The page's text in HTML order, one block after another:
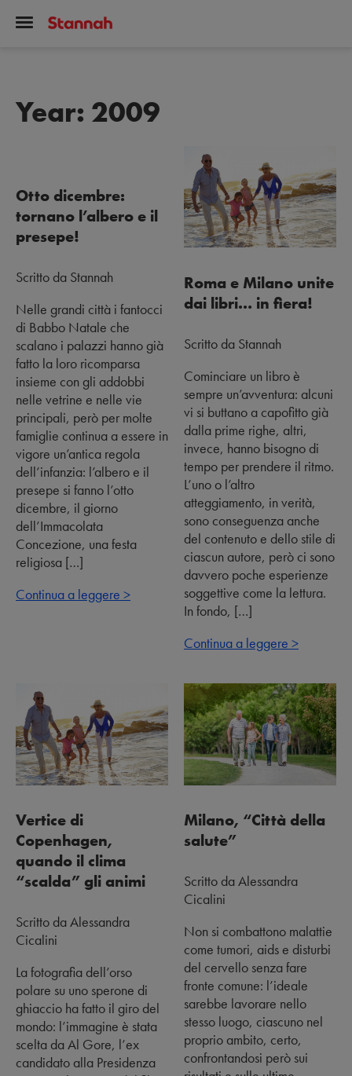
Year: 2009
Otto dicembre:
tornano l’albero e il
presepe!
Scritto da Stannah
Nelle grandi città i fantocci
di Babbo Natale che
scalano i palazzi hanno già
fatto la loro ricomparsa
insieme con gli addobbi
nelle vetrine e nelle vie
principali, però per molte
famiglie continua a essere in
vigore un’antica regola
dell’infanzia: l’albero e il
presepe si fanno l’otto
dicembre, il giorno
dell’Immacolata
Concezione, una festa
religiosa […]
Continua a leggere >
Roma e Milano unite
dai libri… in fiera!
Scritto da Stannah
Cominciare un libro è
sempre un’avventura: alcuni
vi si buttano a capofitto già
dalla prime righe, altri,
invece, hanno bisogno di
tempo per prendere il ritmo.
L’uno o l’altro
atteggiamento, in verità,
sono conseguenza anche
del contenuto e dello stile di
ciascun autore, però ci sono
davvero poche esperienze
soggettive come la lettura.
In fondo, […]
Continua a leggere >
Vertice di
Copenhagen,
quando il clima
“scalda” gli animi
Scritto da Alessandra
Cicalini
La fotografia dell’orso
polare su uno sperone di
ghiaccio ha fatto il giro del
mondo: l’immagine è stata
scelta da Al Gore, l’ex
candidato alla Presidenza
Milano, “Città della
salute”
Scritto da Alessandra
Cicalini
Non si combattono malattie
come tumori, aids e disturbi
del cervello senza fare
fronte comune: l’ideale
sarebbe lavorare nello
stesso luogo, ciascuno nel
proprio ambito, certo,
confrontandosi però sui